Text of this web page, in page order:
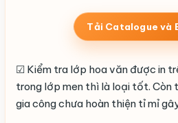
Tải Catalogue và
☑ Kiểm tra lớp hoa văn được in
trong lớp men thì là loại tốt. Còn
gia công chưa hoàn thiện tỉ mỉ